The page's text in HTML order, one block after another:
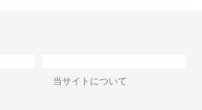
当サイトについて